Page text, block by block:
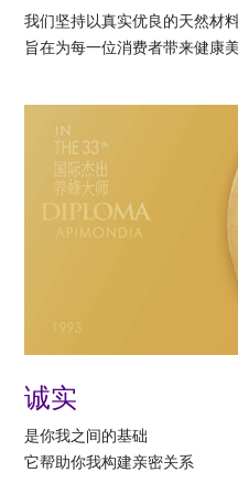
我们坚持以真实优良的天然材
旨在为每一位消费者带来健康
诚实
是你我之间的基础
它帮助你我构建亲密关系